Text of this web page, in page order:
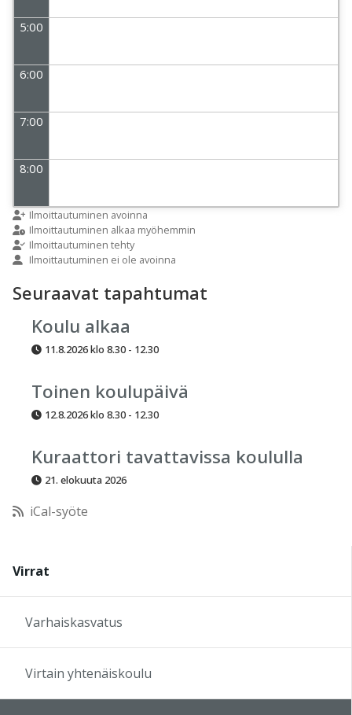
5:00
6:00
7:00
8:00
9:00
10:00
12:00
14:00
17:00
Ilmoittautuminen avoinna
Ilmoittautuminen alkaa myöhemmin
Ilmoittautuminen tehty
Ilmoittautuminen ei ole avoinna
Seuraavat tapahtumat
Koulu alkaa
11.8.2026 klo 8.30 - 12.30
Toinen koulupäivä
12.8.2026 klo 8.30 - 12.30
Kuraattori tavattavissa koululla
21. elokuuta 2026
iCal-syöte
Virrat
Varhaiskasvatus
Virtain yhtenäiskoulu